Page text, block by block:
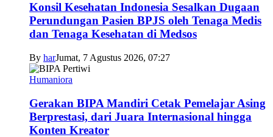
Konsil Kesehatan Indonesia Sesalkan Dugaan
Perundungan Pasien BPJS oleh Tenaga Medis
dan Tenaga Kesehatan di Medsos
By harJumat, 7 Agustus 2026, 07:27
Humaniora
Gerakan BIPA Mandiri Cetak Pemelajar Asing
Berprestasi, dari Juara Internasional hingga
Konten Kreator